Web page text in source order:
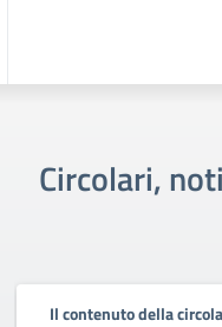
Circolari,
Il contenuto della